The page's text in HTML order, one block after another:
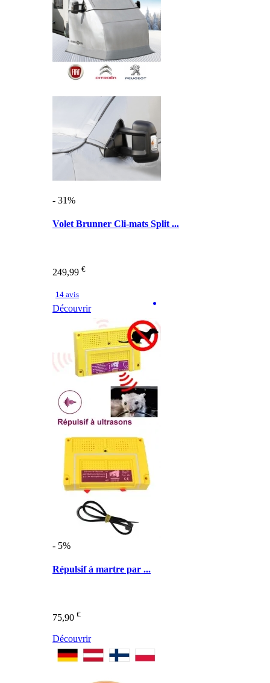
- 31%
Volet Brunner Cli-mats Split ...
249,99 €
14 avis
Découvrir
- 5%
Répulsif à martre par ...
75,90 €
Découvrir